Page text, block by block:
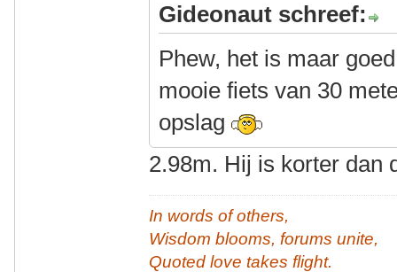
Gideonaut schreef:
Phew, het is maar
mooie fiets van 30
opslag
2.98m. Hij is korter dan
In words of others,
Wisdom blooms, forums unite,
Quoted love takes flight.